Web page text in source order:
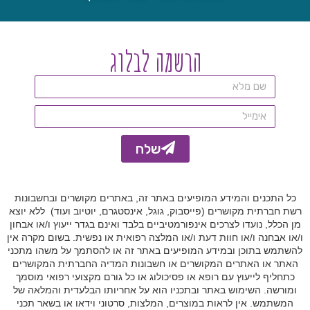
t
e
הרשמה לבלוג
שלח
t
e
r
n
a
t
כל התכנים והמידע המופיעים באתר זה, באתרים מקושרים ובחשבונות
רשת חברתית מקושרים (פייסבוק, גוגל, אינסטגרם, יוטיוב ועוד) ללא יוצא
מן הכלל, נועדו לצרכים אינפורמטיביים בלבד ואינם בגדר ייעוץ ו/או אבחון
ו/או אבחנה ו/או חוות דעת ו/או המלצה רפואית או נפשית. בשום מקרה אין
להשתמש בתוכן ובמידע המופיעים באתר זה או להסתמך על משהו מתכני
האתר או האתרים המקושרים או חשבונות המדיה החברתית המקושרים
כתחליף לייעוץ עם רופא או פסיכולוג או כל גורם מקצועי רפואי מוסמך
ומורשה. השימוש באתר ובתכניו הוא על אחריותו הבלעדית והמלאה של
המשתמש. אין לראות במוצרים, המלצות, סרטוני וידאו או בשאר תכני